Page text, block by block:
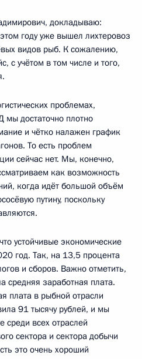
докладываю:
году уже вышел лихтеровоз
видов рыб. К сожалению,
с учётом в том числе и того,
проблемах,
мы достаточно плотно
и чётко налажен график
То есть проблем
сейчас нет. Мы, конечно,
как возможность
когда идёт большой объём
путину, поскольку
устойчивые экономические
год. Так, на 13,5 процента
и сборов. Важно отметить,
средняя заработная плата.
плата в рыбной отрасли
91 тысячу рублей, и мы
среди всех отраслей
сектора и сектора добычи
это очень хороший